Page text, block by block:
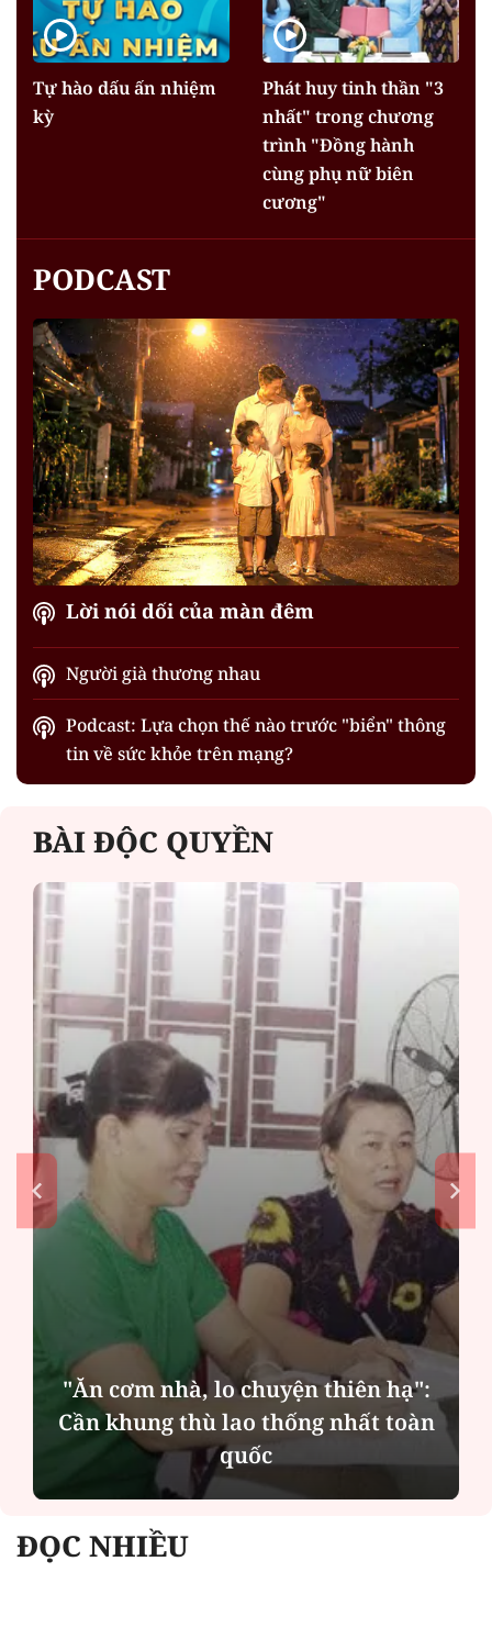
Tự hào dấu ấn nhiệm
kỳ
Phát huy tinh thần "3
nhất" trong chương
trình "Đồng hành
cùng phụ nữ biên
cương"
PODCAST
Lời nói dối của màn đêm
Người già thương nhau
Podcast: Lựa chọn thế nào trước "biển" thông
tin về sức khỏe trên mạng?
BÀI ĐỘC QUYỀN
MSB: Lợi nhuận quý II đến từ trụ
cột nào?
ĐỌC NHIỀU